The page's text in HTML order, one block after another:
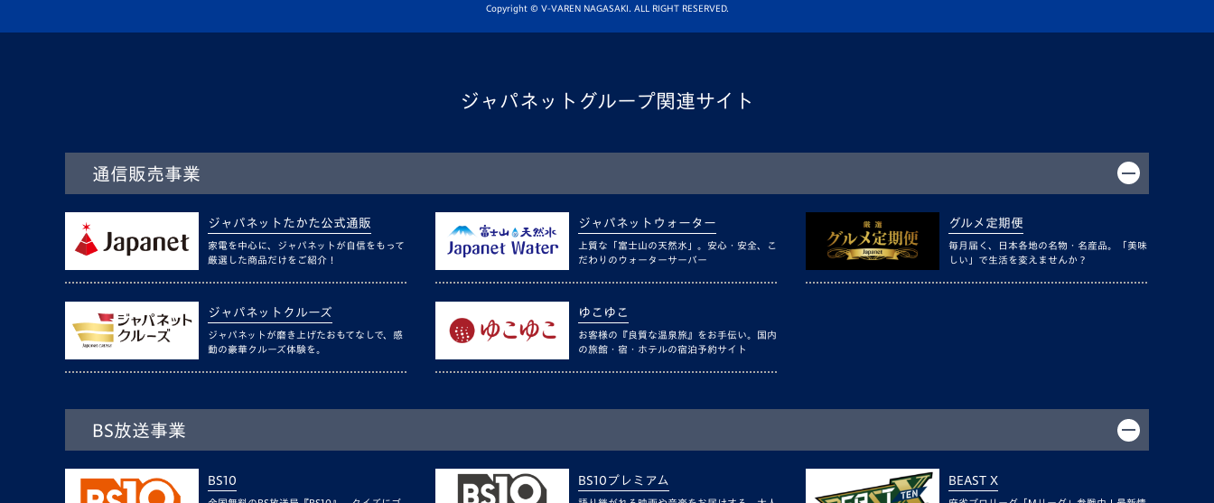
Copyright © V-VAREN NAGASAKI. ALL RIGHT RESERVED.
ジャパネットグループ関連サイト
通信販売事業
ジャパネットたかた公式通販
家電を中心に、ジャパネットが自信をもって
厳選した商品だけをご紹介！
ジャパネットウォーター
上質な「富士山の天然水」。安心・安全、こ
だわりのウォーターサーバー
グルメ定期便
毎月届く、日本各地の名物・名産品。「美味
しい」で生活を変えませんか？
ジャパネットクルーズ
ジャパネットが磨き上げたおもてなしで、感
動の豪華クルーズ体験を。
ゆこゆこ
お客様の『良質な温泉旅』をお手伝い。国内
の旅館・宿・ホテルの宿泊予約サイト
BS放送事業
BS10 BS10プレミアム BEAST X